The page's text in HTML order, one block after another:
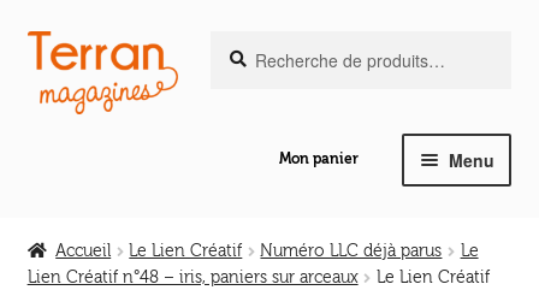
Aller
la
Aller
au
contenu
pour :
Mon panier Menu
le
menu
Accueil Le Lien Créatif Numéro LLC déjà parus
Le
Lien Créatif n°48 – iris, paniers sur arceaux
Le Lien Créatif